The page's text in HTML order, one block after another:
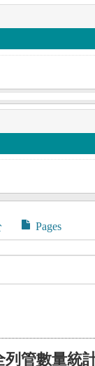
Pages
列管數量統